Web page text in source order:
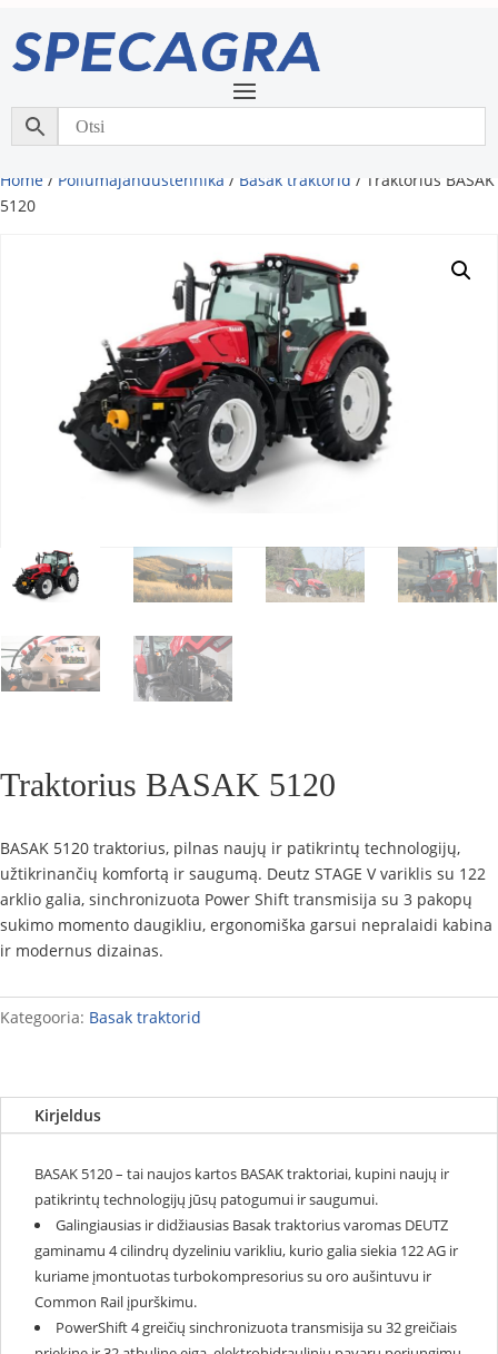
Home / Põllumajandustehnika / Basak traktorid / Traktorius BASAK
5120
Traktorius BASAK 5120
BASAK 5120 traktorius, pilnas naujų ir patikrintų technologijų,
užtikrinančių komfortą ir saugumą. Deutz STAGE V variklis su 122
arklio galia, sinchronizuota Power Shift transmisija su 3 pakopų
sukimo momento daugikliu, ergonomiška garsui nepralaidi kabina
ir modernus dizainas.
Kategooria: Basak traktorid
Kirjeldus
BASAK 5120 – tai naujos kartos BASAK traktoriai, kupini naujų ir
patikrintų technologijų jūsų patogumui ir saugumui.
Galingiausias ir didžiausias Basak traktorius varomas DEUTZ
gaminamu 4 cilindrų dyzeliniu varikliu, kurio galia siekia 122 AG ir
kuriame įmontuotas turbokompresorius su oro aušintuvu ir
Common Rail įpurškimu.
PowerShift 4 greičių sinchronizuota transmisija su 32 greičiais